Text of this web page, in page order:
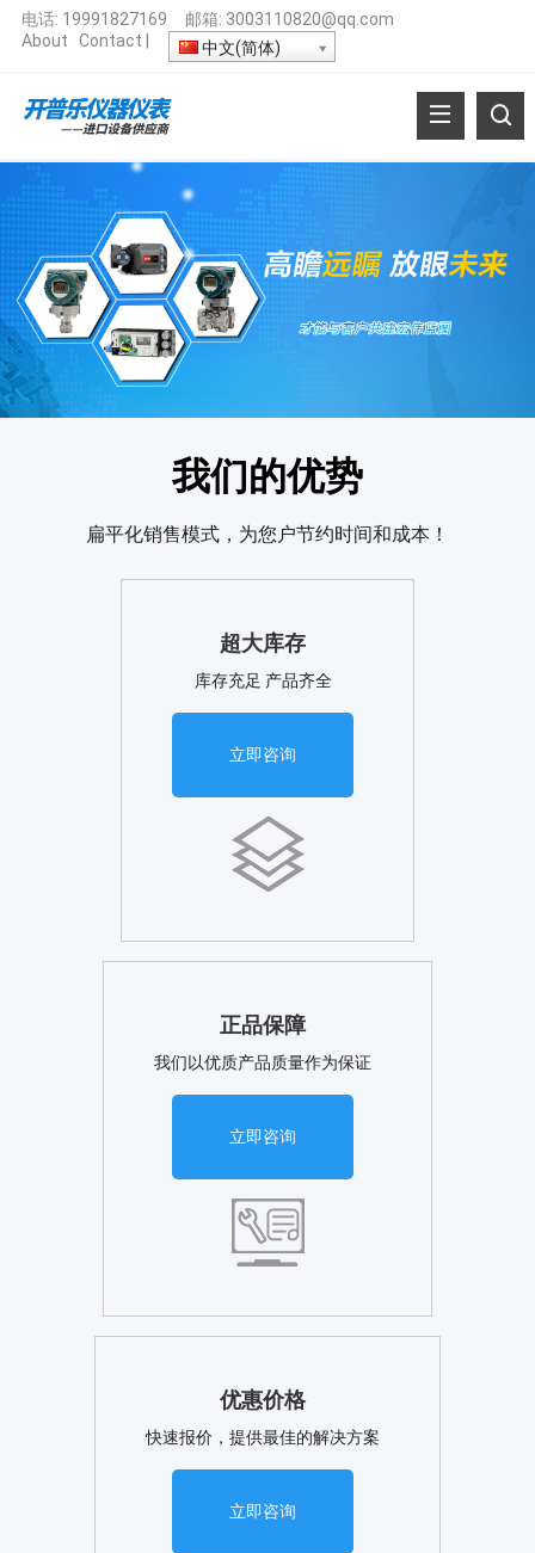
电话: 19991827169 邮箱: 3003110820@qq.com
About
Contact 中文(简体)
我们的优势
扁平化销售模式，为您户节约时间和成本！
超大库存
库存充足 产品齐全
立即咨询
正品保障
我们以优质产品质量作为保证
立即咨询
优惠价格
快速报价，提供最佳的解决方案
立即咨询